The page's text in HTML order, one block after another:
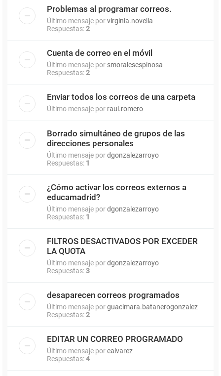
Problemas al programar correos.
Último mensaje porvirginia.novella
Respuestas:2
Cuenta de correo en el móvil
Último mensaje por smoralesespinosa
Respuestas:2
Enviar todos los correos de una carpeta
Último mensaje por raul.romero
Borrado simultáneo de grupos de las
direcciones personales
Último mensaje pordgonzalezarroyo
Respuestas: 1
¿Cómo activar los correos externos a
educamadrid?
Último mensaje pordgonzalezarroyo
Respuestas: 1
FILTROS DESACTIVADOS POR EXCEDER
LA QUOTA
Último mensaje pordgonzalezarroyo
Respuestas:3
desaparecen correos programados
Último mensaje porguacimara.batanerogonzalez
Respuestas:2
EDITAR UN CORREO PROGRAMADO
Último mensaje porealvarez
Respuestas:4